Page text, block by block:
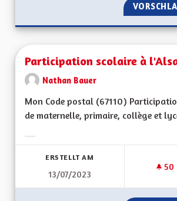
Participation scolaire à
Nathan Bauer
Mon Code postal (67110)
de maternelle, primaire, collège et
ERSTELLT AM
13/07/2023
50